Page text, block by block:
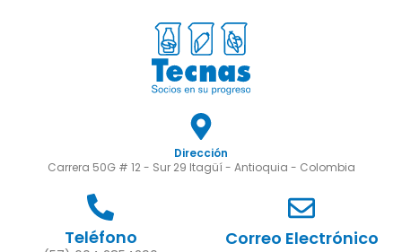
Dirección
Carrera 50G # 12 - Sur 29 Itagüí - Antioquia - Colombia
Teléfono Correo Electrónico